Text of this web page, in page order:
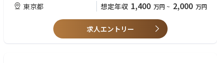
Ensure compliance with SOPs, quality standards, regulatory requirement
Identify and mitigate quality risks through proactive monitoring and corr
Ability to travel domestically and internationally (approximately 20–3
0%), including overnight stays.
Valid driver’s license where required for business travel.
Oversight of CRA resourcing/allocation across studies and sites;
Participate in effective planning of Clinical Monitoring recruitment and ret
ention strategies;
Oversight of effective CRA Manager training and oversight strategies; and
Effective English written and verbal communication skills; and
Proficient knowledge of Microsoft® Office software.
東京都 想定年収 1,400 万円 ~ 2,000 万円
求人エントリー